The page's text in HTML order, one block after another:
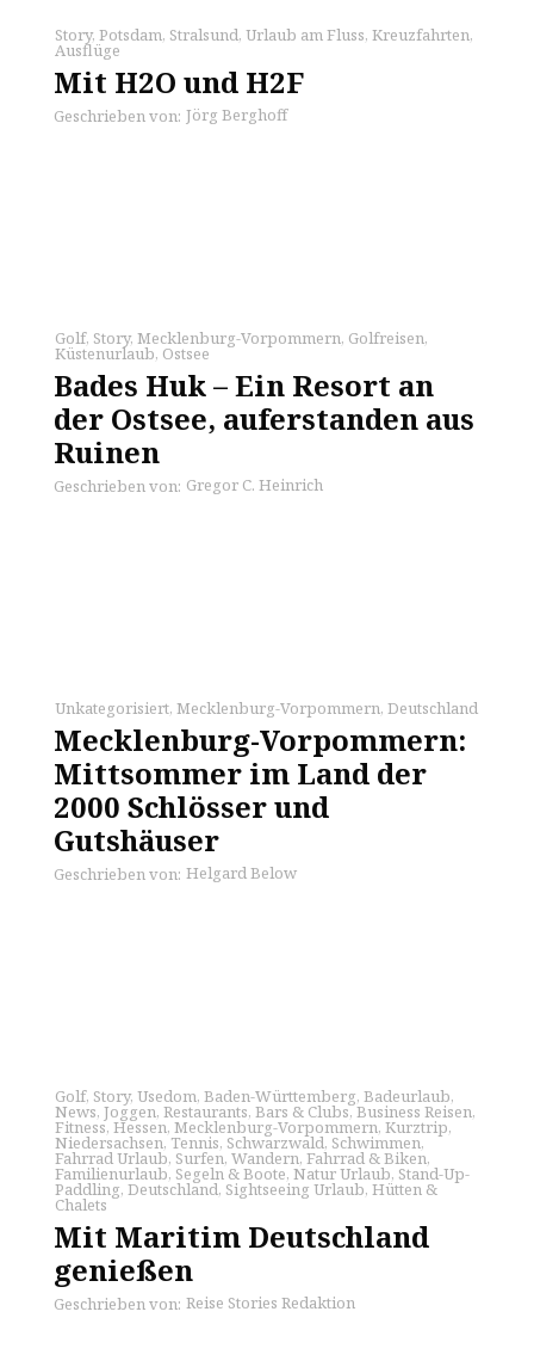
Story, Potsdam, Stralsund, Urlaub am Fluss, Kreuzfahrten,
Ausflüge
Mit H2O und H2F
Geschrieben von: Jörg Berghoff
Golf, Story, Mecklenburg-Vorpommern, Golfreisen,
Küstenurlaub, Ostsee
Bades Huk – Ein Resort an
der Ostsee, auferstanden aus
Ruinen
Geschrieben von: Gregor C. Heinrich
Unkategorisiert, Mecklenburg-Vorpommern, Deutschland
Mecklenburg-Vorpommern:
Mittsommer im Land der
2000 Schlösser und
Gutshäuser
Geschrieben von: Helgard Below
Golf, Story, Usedom, Baden-Württemberg, Badeurlaub,
News, Joggen, Restaurants, Bars & Clubs,Business Reisen,
Fitness, Hessen, Mecklenburg-Vorpommern, Kurztrip,
Niedersachsen, Tennis, Schwarzwald, Schwimmen,
Fahrrad Urlaub, Surfen, Wandern, Fahrrad & Biken,
Familienurlaub, Segeln & Boote, Natur Urlaub, Stand-Up-
Paddling, Deutschland, Sightseeing Urlaub, Hütten &
Chalets
Mit Maritim Deutschland
genießen
Geschrieben von: Reise Stories Redaktion